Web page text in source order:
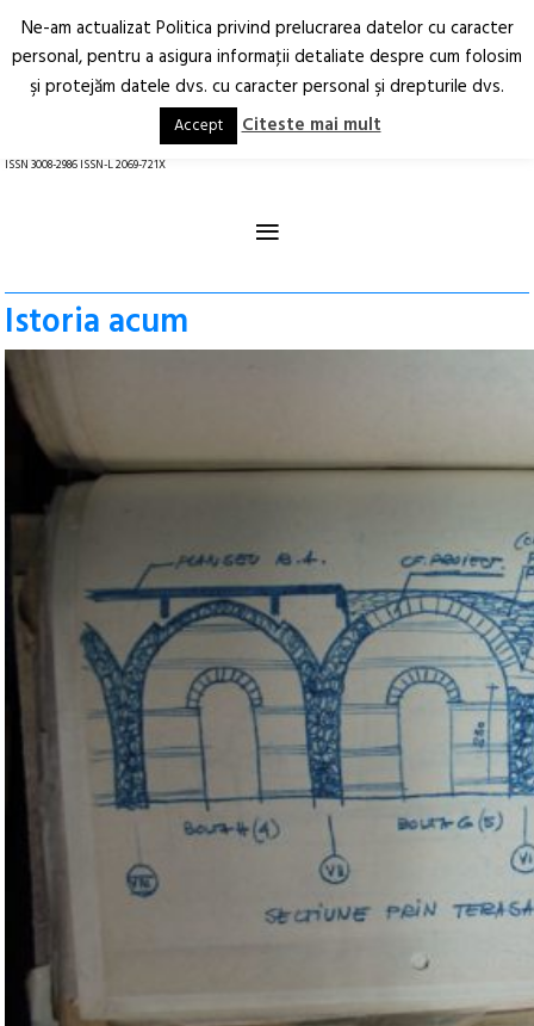
Arhitectură.
Oraș.
RO EN
ISSN 3008-2986 ISSN-L 2069-721X
≡
Istoria acum
Ne-am actualizat Politica privind prelucrarea datelor cu caracter
personal, pentru a asigura informaţii detaliate despre cum folosim
şi protejăm datele dvs. cu caracter personal şi drepturile dvs.
Accept Citeste mai mult